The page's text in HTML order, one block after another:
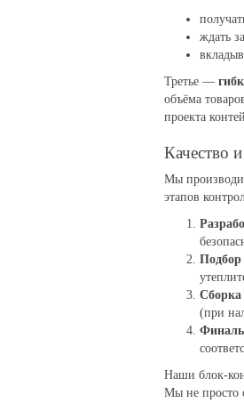
ждать
Третье —
объёма
проекта
Качество
Мы
этапов
Подбор
Сборка
(при
Наши блок-
Мы не просто